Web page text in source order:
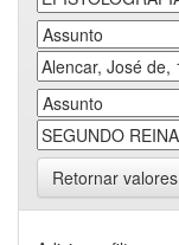
Retornar valores